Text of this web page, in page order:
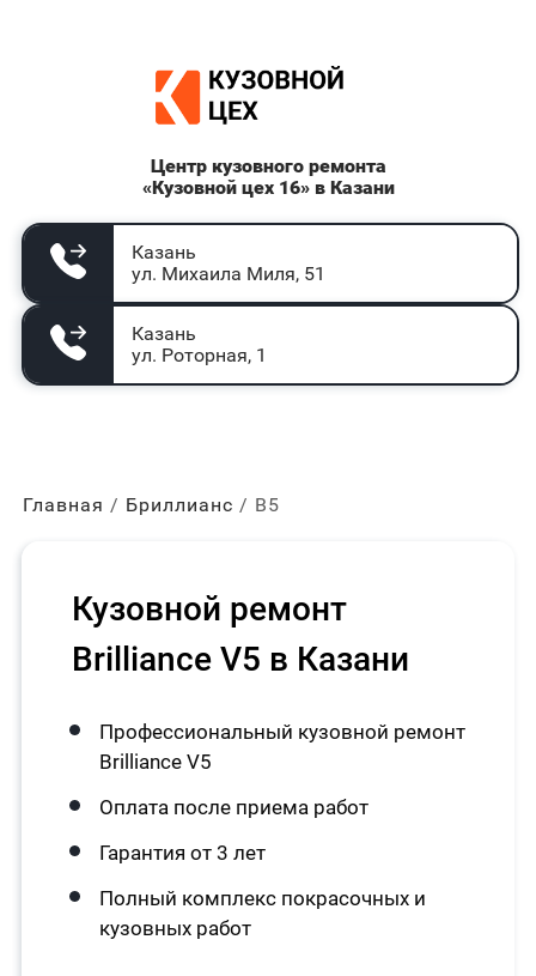
Центр кузовного ремонта
«Кузовной цех 16» в Казани
Казань
ул. Михаила Миля, 51
Казань
ул. Роторная, 1
Главная Бриллианс В5
Кузовной ремонт
Brilliance V5 в Казани
Профессиональный кузовной ремонт
Brilliance V5
Оплата после приема работ
Гарантия от 3 лет
Полный комплекс покрасочных и
кузовных работ